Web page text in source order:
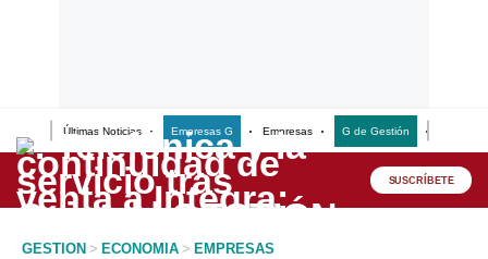
Últimas Noticias Empresas G Empresas G de Gestión
Lo último
Peru Quiosco SUSCRÍBETE
GESTION > ECONOMIA > EMPRESAS